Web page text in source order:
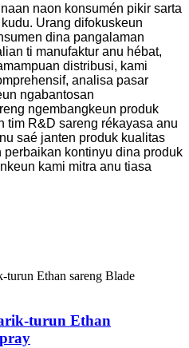
naon konsumén pikir sarta
Urang difokuskeun
dina pangalaman
ti manufaktur anu hébat,
distribusi, kami
analisa pasar
ngabantosan
ngembangkeun produk
tim R&D sareng rékayasa anu
saé janten produk kualitas
perbaikan kontinyu dina produk
kami mitra anu tiasa
turun Ethan